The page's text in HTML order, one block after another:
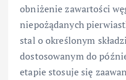
obniżenie zawartości
niepożądanych
stal o określonym
dostosowanym do
etapie stosuje się